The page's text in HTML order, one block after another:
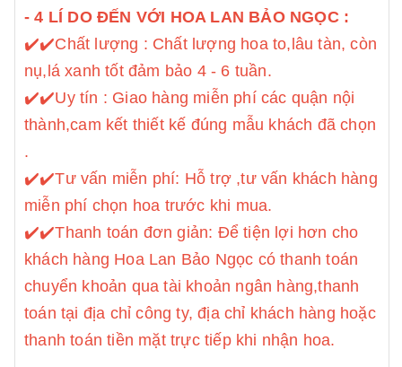
- 4 LÍ DO ĐẾN VỚI HOA LAN BẢO NGỌC :
✔️✔️Chất lượng : Chất lượng hoa to,lâu tàn, còn
nụ,lá xanh tốt đảm bảo 4 - 6 tuần.
✔️✔️Uy tín : Giao hàng miễn phí các quận nội
thành,cam kết thiết kế đúng mẫu khách đã chọn
.
✔️✔️Tư vấn miễn phí: Hỗ trợ ,tư vấn khách hàng
miễn phí chọn hoa trước khi mua.
✔️✔️Thanh toán đơn giản: Để tiện lợi hơn cho
khách hàng Hoa Lan Bảo Ngọc có thanh toán
chuyển khoản qua tài khoản ngân hàng,thanh
toán tại địa chỉ công ty, địa chỉ khách hàng hoặc
thanh toán tiền mặt trực tiếp khi nhận hoa.